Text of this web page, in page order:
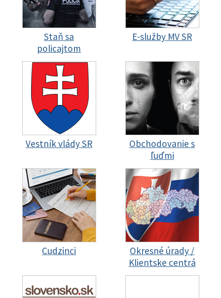
Staň sa
policajtom
E-služby MV SR
Vestník vlády SR
Obchodovanie s
ľuďmi
Cudzinci
Okresné úrady /
Klientske centrá